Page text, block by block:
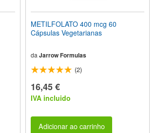
METILFOLATO 400 mcg 60
Cápsulas Vegetarianas
da Jarrow Formulas
(2)
16,45 €
IVA incluido
Adicionar ao carrinho